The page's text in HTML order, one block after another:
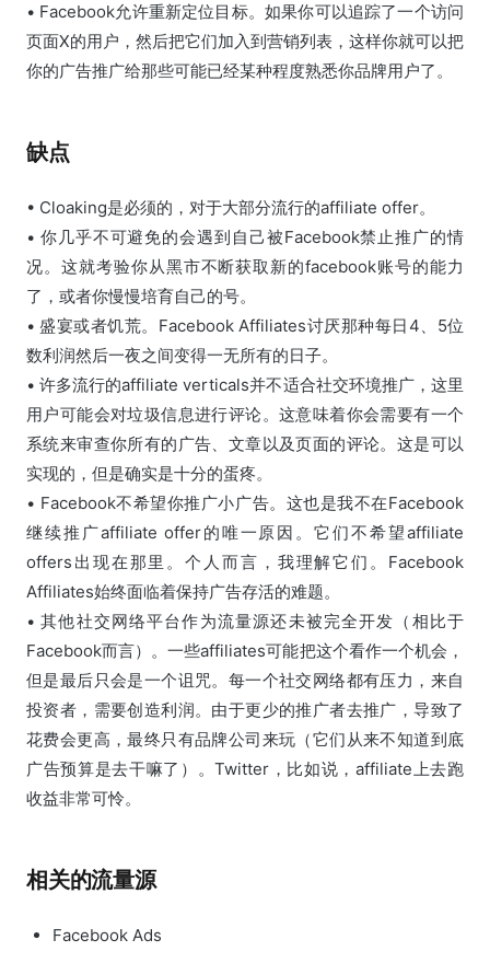
• Facebook允许重新定位目标。如果你可以追踪了一个访问
页面X的用户，然后把它们加入到营销列表，这样你就可以把
你的广告推广给那些可能已经某种程度熟悉你品牌用户了。
缺点
• Cloaking是必须的，对于大部分流行的affiliate offer。
• 你几乎不可避免的会遇到自己被Facebook禁止推广的情
况。这就考验你从黑市不断获取新的facebook账号的能力
了，或者你慢慢培育自己的号。
• 盛宴或者饥荒。Facebook Affiliates讨厌那种每日4、5位
数利润然后一夜之间变得一无所有的日子。
• 许多流行的affiliate verticals并不适合社交环境推广，这里
用户可能会对垃圾信息进行评论。这意味着你会需要有一个
系统来审查你所有的广告、文章以及页面的评论。这是可以
实现的，但是确实是十分的蛋疼。
• Facebook不希望你推广小广告。这也是我不在Facebook
继续推广affiliate offer的唯一原因。它们不希望affiliate
offers出现在那里。个人而言，我理解它们。Facebook
Affiliates始终面临着保持广告存活的难题。
• 其他社交网络平台作为流量源还未被完全开发（相比于
Facebook而言）。一些affiliates可能把这个看作一个机会，
但是最后只会是一个诅咒。每一个社交网络都有压力，来自
投资者，需要创造利润。由于更少的推广者去推广，导致了
花费会更高，最终只有品牌公司来玩（它们从来不知道到底
广告预算是去干嘛了）。Twitter，比如说，affiliate上去跑
收益非常可怜。
相关的流量源
Facebook Ads